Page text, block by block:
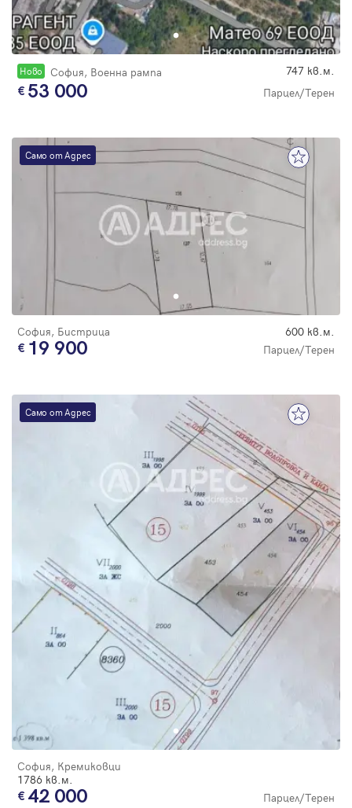
Новo София, Военна рампа 747 кв.м.
53 000 Парцел/Терен
Само от Адрес
София, Бистрица 600 кв.м.
19 900 Парцел/Терен
Само от Адрес
София, Кремиковци
1786 кв.м.
42 000 Парцел/Терен
Парола
Забравена парола
Регистрация